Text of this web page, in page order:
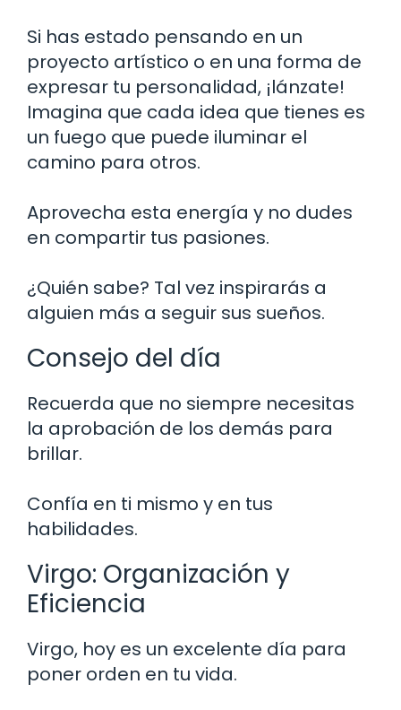
Si has estado pensando en un
proyecto artístico o en una forma de
expresar tu personalidad, ¡lánzate!
Imagina que cada idea que tienes es
un fuego que puede iluminar el
camino para otros.
Aprovecha esta energía y no dudes
en compartir tus pasiones.
¿Quién sabe? Tal vez inspirarás a
alguien más a seguir sus sueños.
Consejo del día
Recuerda que no siempre necesitas
la aprobación de los demás para
brillar.
Confía en ti mismo y en tus
habilidades.
Virgo: Organización y
Eficiencia
Virgo, hoy es un excelente día para
poner orden en tu vida.